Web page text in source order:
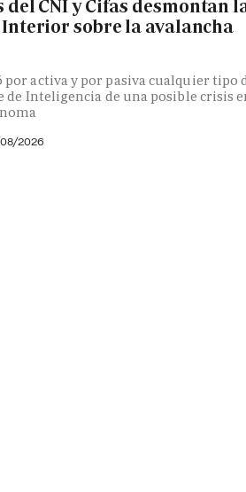
del CNI y Cifas desmontan
sobre la avalancha
por activa y por pasiva cualquier tipo
de Inteligencia de una posible crisis
2026